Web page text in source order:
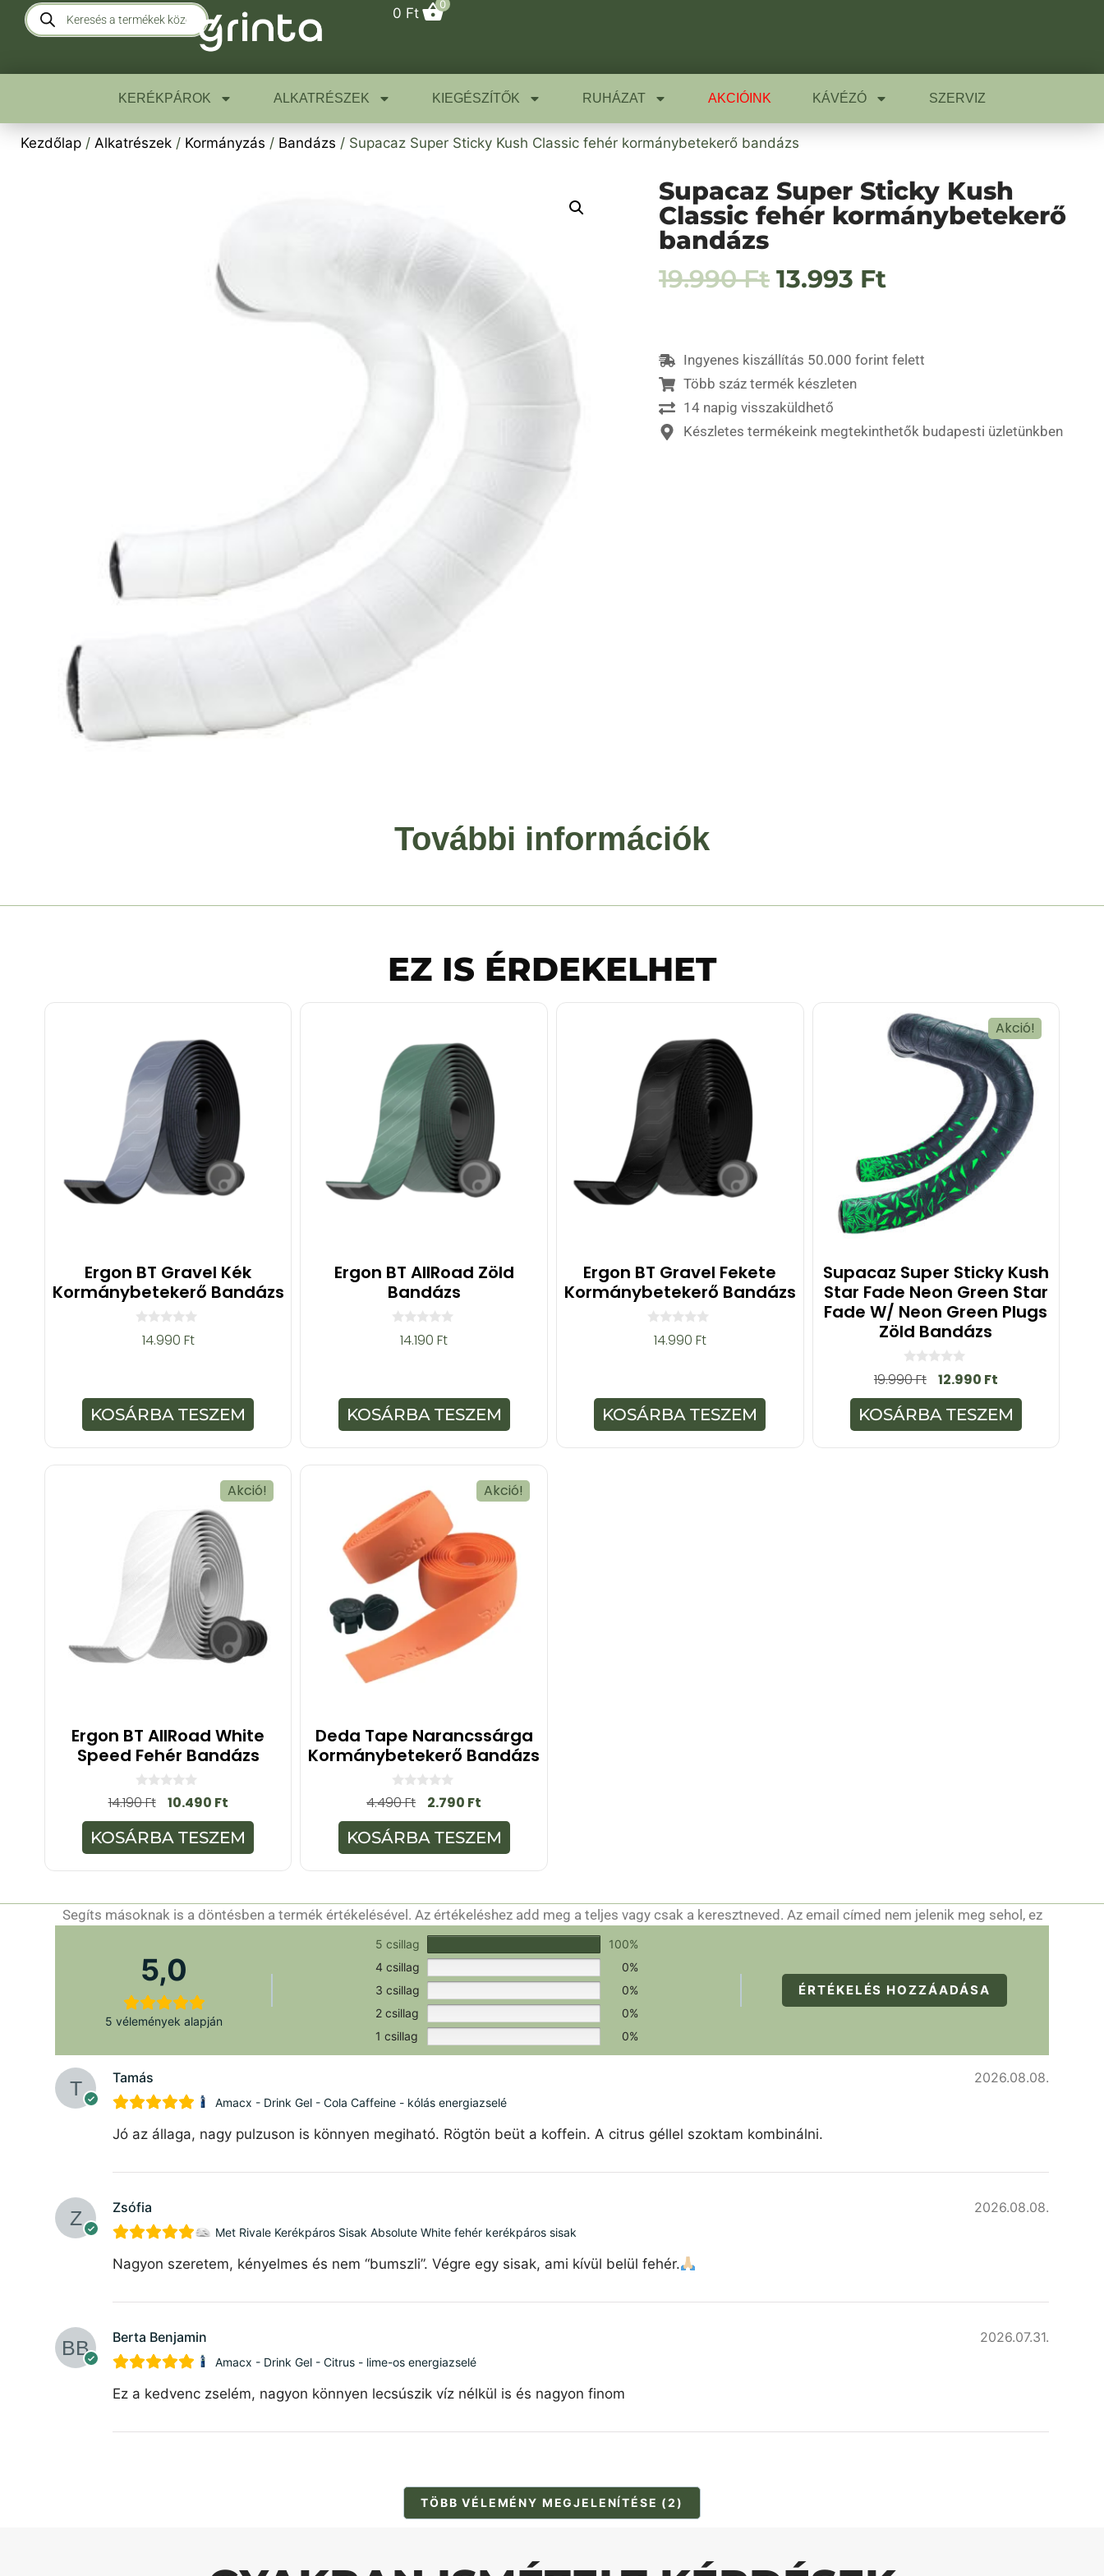
0 Ft
0
KERÉKPÁROK ALKATRÉSZEK KIEGÉSZÍTŐK RUHÁZAT AKCIÓINK KÁVÉZÓ SZERVIZ
Kezdőlap / Alkatrészek / Kormányzás / Bandázs / Supacaz Super Sticky Kush Classic fehér kormánybetekerő bandázs
Supacaz Super Sticky Kush
Classic fehér kormánybetekerő
bandázs
19.990Ft 13.993 Ft
Ingyenes kiszállítás 50.000 forint felett
Több száz termék készleten
14 napig visszaküldhető
Készletes termékeink megtekinthetők budapesti üzletünkben
További információk
EZ IS ÉRDEKELHET
Ergon BT Gravel Kék
Kormánybetekerő Bandázs
014.990 Ft
KOSÁRBA TESZEM
Ergon BT AllRoad Zöld
Bandázs
l
14.190Ft
KOSÁRBA TESZEM
Ergon BT Gravel Fekete
Kormánybetekerő Bandázs
014.990 Ft
KOSÁRBA TESZEM
Akció!
Supacaz Super Sticky Kush
Star Fade Neon Green Star
Fade W/ Neon Green Plugs
Zöld Bandázs
0
a
z
5
-
b
19.990Ft 12.990 Ft
KOSÁRBA TESZEM
Akció!
Ergon BT AllRoad White
Speed Fehér Bandázs
0
a
z
5
-
b
14.190Ft 10.490 Ft
KOSÁRBA TESZEM
Akció!
Deda Tape Narancssárga
Kormánybetekerő Bandázs
0
a
z
5
-
b
4.490Ft 2.790 Ft
KOSÁRBA TESZEM
Értékeld a terméket!
Segíts másoknak is a döntésben a termék értékelésével. Az értékeléshez add meg a teljes vagy csak a keresztneved. Az email címed nem jelenik meg sehol, ez
csak a hitelesítéshez szükséges.
5,0
5 vélemények alapján
5 csillag
100%
4 csillag
0%
3 csillag
0%
2 csillag
0%
1 csillag
0%
ÉRTÉKELÉS HOZZÁADÁSA
Tamás 2026.08.08.
Amacx - Drink Gel - Cola Caffeine - kólás energiazselé
Jó az állaga, nagy pulzuson is könnyen megiható. Rögtön beüt a koffein. A citrus géllel szoktam kombinálni.
Zsófia 2026.08.08.
Met Rivale Kerékpáros Sisak Absolute White fehér kerékpáros sisak
Nagyon szeretem, kényelmes és nem “bumszli”. Végre egy sisak, ami kívül belül fehér.
Berta Benjamin 2026.07.31.
Amacx - Drink Gel - Citrus - lime-os energiazselé
Ez a kedvenc zselém, nagyon könnyen lecsúszik víz nélkül is és nagyon finom
TÖBB VÉLEMÉNY MEGJELENÍTÉSE (2)